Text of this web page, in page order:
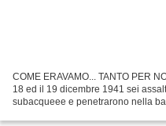
COME ERAVAMO... TANTO PER
18 ed il 19 dicembre 1941 sei
subacqueee e penetrarono nella